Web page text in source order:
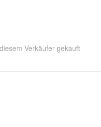
Verkäufer gekauft